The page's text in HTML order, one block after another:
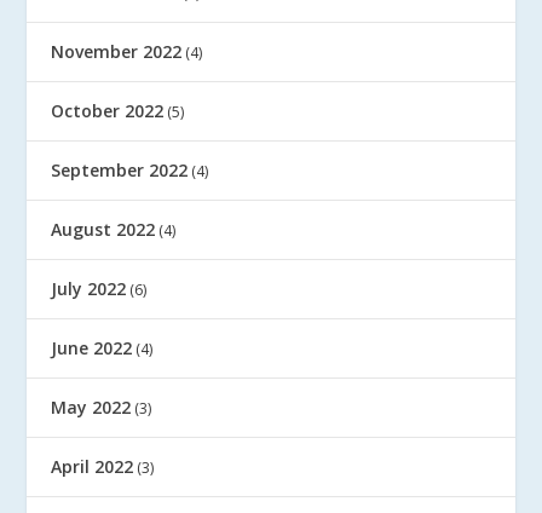
November 2022 (4)
October 2022 (5)
September 2022 (4)
August 2022 (4)
July 2022 (6)
June 2022 (4)
May 2022 (3)
April 2022 (3)